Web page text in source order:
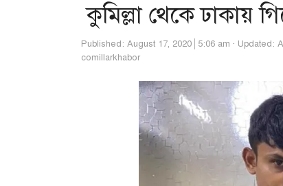
কুমিল্লা থেকে ঢাকায়
Published: August 17, 2020 5:06 am Updated:
Author
comillarkhabor